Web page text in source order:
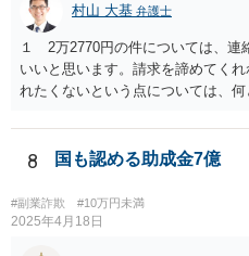
村山 大基 弁護士
１ 2万2770円の件については、連
いいと思います。請求を諦めてく
れたくないという点については、
で、訴訟まではしなくとも、はが
かし、支払ったとしても連絡が止
して、似たような連絡をたくさん
と「この人は支払う人だ」と思われ
に思うからです。
8 国も認める助成金7億
#副業詐欺 #10万円未満
2025年4月18日